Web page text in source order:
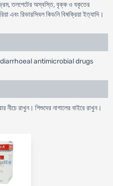
তলপেটের অস্বস্তি, বৃক্ক ও যকৃতের
এবং রিভারসিবল কিডনি বিষক্রিয়া ইত্যাদি।
antimicrobial drugs
রাখুন। শিশুদের নাগালের বাইরে রাখুন।